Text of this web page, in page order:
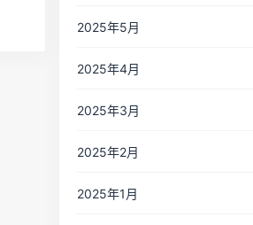
2025年5月
2025年4月
2025年3月
2025年2月
2025年1月